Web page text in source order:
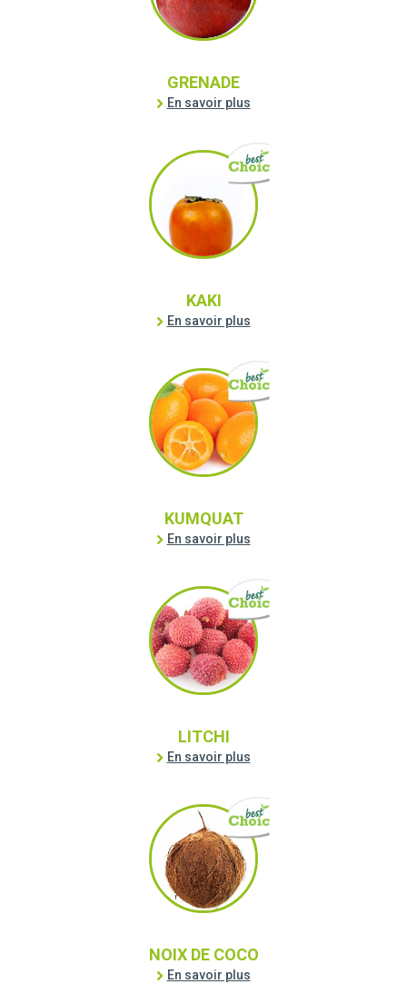
GRENADE
En savoir plus
KAKI
En savoir plus
KUMQUAT
En savoir plus
LITCHI
En savoir plus
NOIX DE COCO
En savoir plus